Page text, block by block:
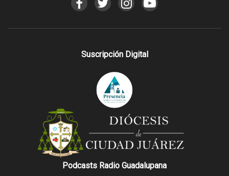
Suscripción Digital
Podcasts Radio Guadalupana